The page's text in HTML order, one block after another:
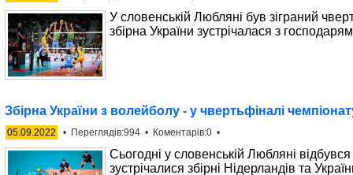
У словенській Любляні був зіграний
збірна України зустрічалася з
Збірна України з волейболу - у чвертьфіналі
05.09.2022 • Переглядів:994 • Коментарів:0 •
Сьогодні у словенській Любляні
зустрічалися збірні Нідерландів та